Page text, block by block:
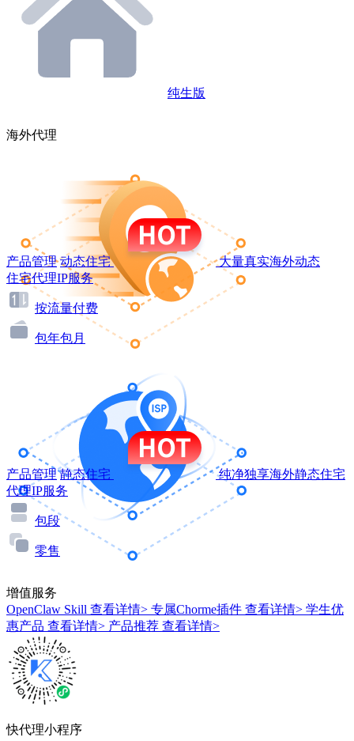
纯生版
海外代理
产品管理 动态住宅
大量真实海外动态
住宅代理IP服务
按流量付费
包年包月
产品管理 静态住宅
纯净独享海外静态住宅
代理IP服务
包段
零售
增值服务
OpenClaw Skill 查看详情> 专属Chorme插件 查看详情> 学生优
惠产品 查看详情> 产品推荐 查看详情>
快代理小程序